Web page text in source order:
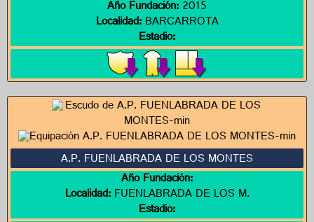
Año Fundación:2015
Localidad:BARCARROTA
Estadio:
A.P. FUENLABRADA DE LOS MONTES
Año Fundación:
Localidad:FUENLABRADA DE LOS M.
Estadio: